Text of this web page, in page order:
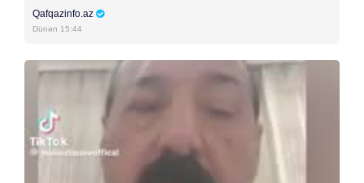
Qafqazinfo.az
Dünən 15:44